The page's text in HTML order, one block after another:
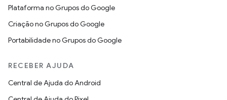
Plataforma no Grupos do Google
Criação no Grupos do Google
Portabilidade no Grupos do Google
RECEBER AJUDA
Central de Ajuda do Android